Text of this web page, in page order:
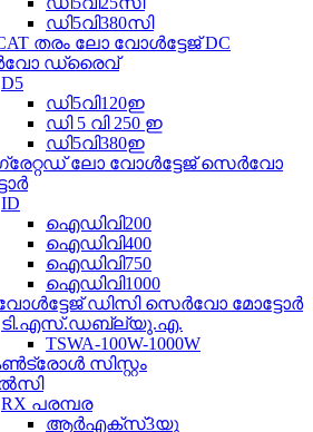
ഡി5വി380സി
തരം ലോ വോൾട്ടേജ് DC
ഡ്രൈവ്
D5
ഡി5വി120ഇ
ഡി 5 വി 250 ഇ
ഡി5വി380ഇ
ലോ വോൾട്ടേജ് സെർവോ
ID
ഐഡിവി200
ഐഡിവി400
ഐഡിവി750
ഐഡിവി1000
ഡിസി സെർവോ മോട്ടോർ
ടി.എസ്.ഡബ്ല്യു.എ.
TSWA-100W-1000W
സിസ്റ്റം
RX പരമ്പര
ആർഎക്സ്3യു